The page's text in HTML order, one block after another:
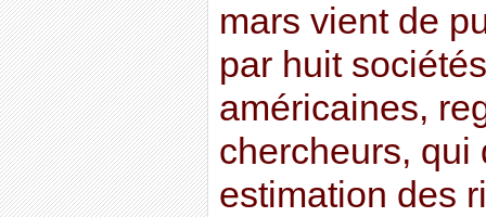
mars vient de
par huit
américaines,
chercheurs, qui
estimation des